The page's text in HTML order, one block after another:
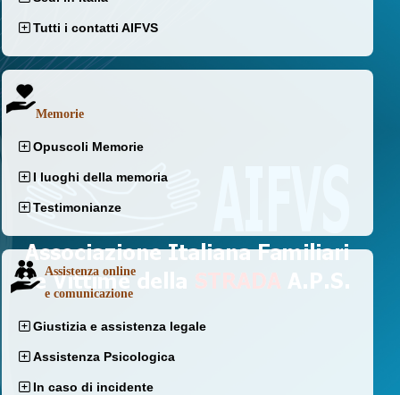
Tutti i contatti AIFVS
Memorie
Opuscoli Memorie
I luoghi della memoria
Testimonianze
Assistenza online
e comunicazione
Giustizia e assistenza legale
Assistenza Psicologica
In caso di incidente